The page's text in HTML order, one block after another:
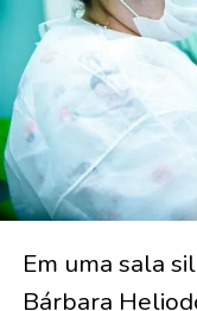
Em uma sala
Bárbara